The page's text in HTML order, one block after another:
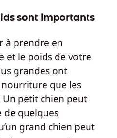
sont importants
à prendre en
et le poids de votre
grandes ont
que les
Un petit chien peut
de quelques
grand chien peut